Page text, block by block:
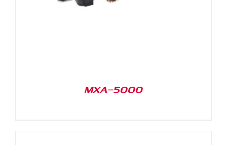
MXA-5000